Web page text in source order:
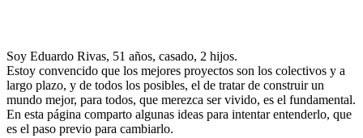
Soy Eduardo Rivas, 51 años, casado, 2 hijos.
Estoy convencido que los mejores proyectos son los colectivos y a
largo plazo, y de todos los posibles, el de tratar de construir un
mundo mejor, para todos, que merezca ser vivido, es el fundamental.
En esta página comparto algunas ideas para intentar entenderlo, que
es el paso previo para cambiarlo.